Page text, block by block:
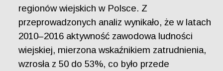
regionów wiejskich w Polsce. Z
przeprowadzonych analiz wynikało, że w latach
2010–2016 aktywność zawodowa ludności
wiejskiej, mierzona wskaźnikiem zatrudnienia,
wzrosła z 50 do 53%, co było przede